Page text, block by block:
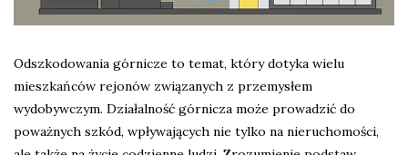
Odszkodowania górnicze to temat, który dotyka wielu
mieszkańców rejonów związanych z przemysłem
wydobywczym. Działalność górnicza może prowadzić do
poważnych szkód, wpływających nie tylko na nieruchomości,